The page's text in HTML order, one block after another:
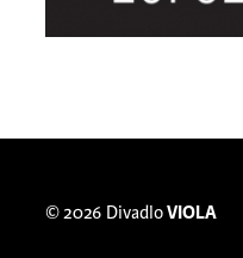
© 2026 DivadloVIOLA